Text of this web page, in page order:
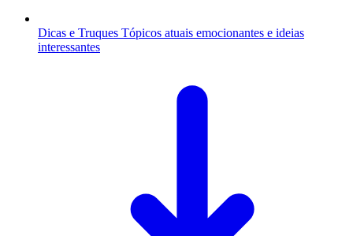
Dicas e Truques Tópicos atuais emocionantes e ideias
interessantes